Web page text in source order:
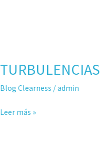
TURBULENCIAS
Blog Clearness /admin
Leer más »